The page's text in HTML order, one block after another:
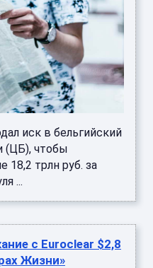
иск в бельгийский
(ЦБ), чтобы
18,2 трлн руб. за
...
с Euroclear $2,8
Жизни»